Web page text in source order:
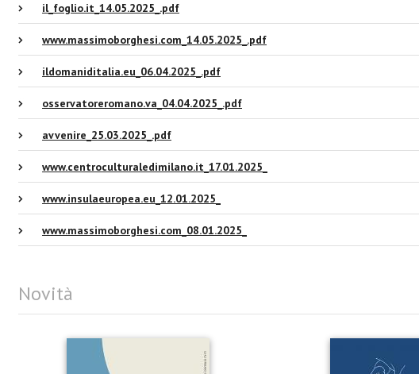
il_foglio.it_14.05.2025_.pdf
www.massimoborghesi.com_14.05.2025_.pdf
ildomaniditalia.eu_06.04.2025_.pdf
osservatoreromano.va_04.04.2025_.pdf
avvenire_25.03.2025_.pdf
www.centroculturaledimilano.it_17.01.2025_
www.insulaeuropea.eu_12.01.2025_
www.massimoborghesi.com_08.01.2025_
Novità